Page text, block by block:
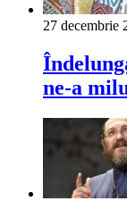
27 decembrie
ne-a